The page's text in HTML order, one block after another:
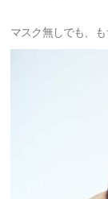
マスク無しでも、も